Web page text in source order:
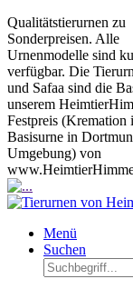
Qualitätstierurnen zu
Sonderpreisen. Alle
Urnenmodelle sind
verfügbar. Die
und Safaa sind die
unserem
Festpreis (Kremation
Basisurne in
Umgebung) von
Menü
Suchen